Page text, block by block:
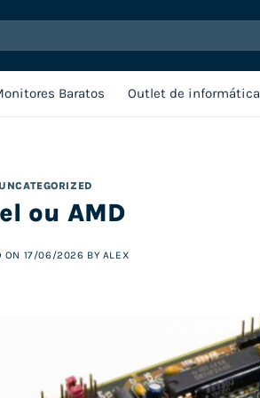
Baratos Outlet de informática
UNCATEGORIZED
ou AMD
ON 17/06/2026 BY ALEX